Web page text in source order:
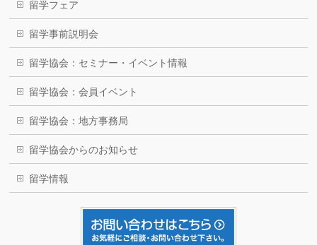
留学フェア
留学事前説明会
留学協会：セミナー・イベント情報
留学協会：会員イベント
留学協会：地方事務局
留学協会からのお知らせ
留学情報